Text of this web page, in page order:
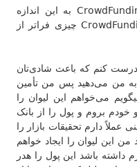
نکتهٔ مهم دیگر این است که چرا CrowdFunding به این اندازه
اهمیت دارد؟ دلیلش این است که CrowdFunding چیزی فراتر از
کنم که باعث شادی‌تان
من می‌دهید پس من تأمین
می‌خواهم این لیوان را
بروم و پول را از بانک
عملاً دارم تحقیقات بازار را
من این لیوان را ایجاد خواهم
پول لازم داشته باشد این پول را هدر